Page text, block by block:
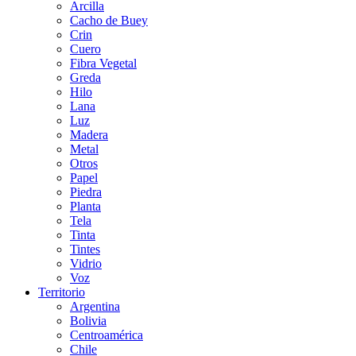
Arcilla
Cacho de Buey
Crin
Cuero
Fibra Vegetal
Greda
Hilo
Lana
Luz
Madera
Metal
Otros
Papel
Piedra
Planta
Tela
Tinta
Tintes
Vidrio
Voz
Territorio
Argentina
Bolivia
Centroamérica
Chile